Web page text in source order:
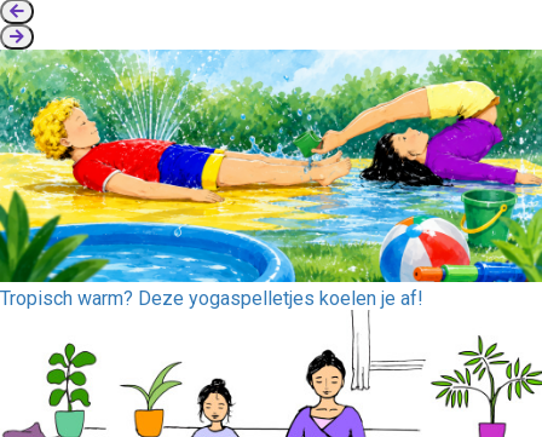
Tropisch warm? Deze yogaspelletjes koelen je af!